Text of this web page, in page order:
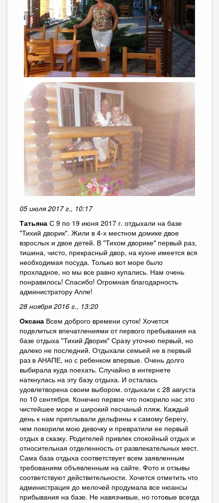
05 июля 2017 г., 10:17
Татьяна С 9 по 19 июня 2017 г. отдыхали на базе
"Тихий дворик". Жили в 4-х местном домике двое
взрослых и двое детей. В "Тихом дворике" первый раз,
тишина, чисто, прекрасный двор, на кухне имеется вся
необходимая посуда. Только вот море было
прохладное, но мы все равно купались. Нам очень
понравилось! Спасибо! Огромная благодарность
администратору Алле!
28 ноября 2016 г., 13:20
Оксана Всем доброго времени суток! Хочется
поделиться впечатлениями от первого пребывания на
базе отдыха "Тихий Дворик" Сразу уточню первый, но
далеко не последний. Отдыхали семьей не в первый
раз в АНАПЕ, но с ребенком впервые. Очень долго
выбирала куда поехать. Случайно в интернете
наткнулась на эту базу отдыха. И осталась
удовлетворена своим выбором. отдыхали с 28 августа
по 10 сентября. Конечно первое что покорило нас это
чистейшее море и широкий песчаный пляж. Каждый
день к нам приплывали дельфины к самому берегу,
чем покорили мою девочку и превратили ее первый
отдых в сказку. Родителей привлек спокойный отдых и
относительная отделенность от развлекательных мест.
Сама база отдыха соответствует всем заявленным
требованиям объявленным на сайте. Фото и отзывы
соответствуют действительности. Хочется отметить что
администрация до мелочей продумала все нюансы
прибывания на базе. Не навязчивые, но готовые всегда